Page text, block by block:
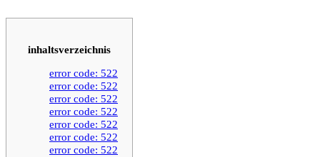
inhaltsverzeichnis
error code: 522
error code: 522
error code: 522
error code: 522
error code: 522
error code: 522
error code: 522